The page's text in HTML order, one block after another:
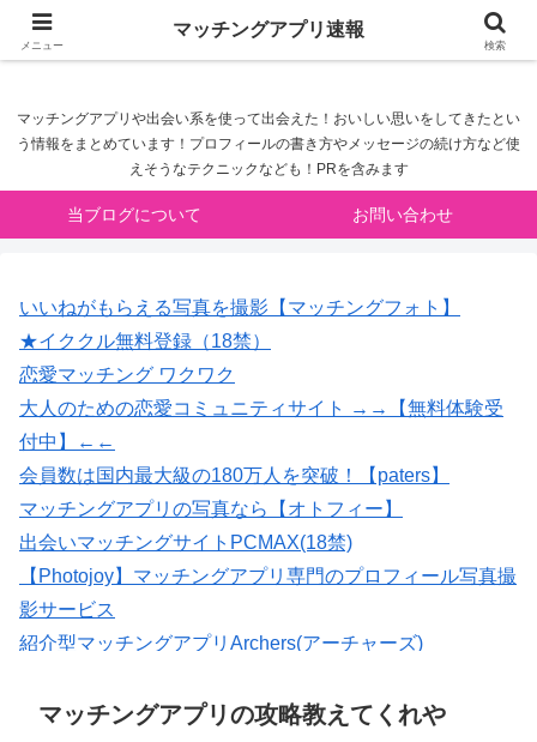
マッチングアプリ速報
マッチングアプリや出会い系を使って出会えた！おいしい思いをしてきたとい
う情報をまとめています！プロフィールの書き方やメッセージの続け方など使
えそうなテクニックなども！PRを含みます
当ブログについて お問い合わせ
いいねがもらえる写真を撮影【マッチングフォト】
★イククル無料登録（18禁）
恋愛マッチング ワクワク
大人のための恋愛コミュニティサイト →→【無料体験受
付中】←←
会員数は国内最大級の180万人を突破！【paters】
マッチングアプリの写真なら【オトフィー】
出会いマッチングサイトPCMAX(18禁)
【Photojoy】マッチングアプリ専門のプロフィール写真撮
影サービス
紹介型マッチングアプリArchers(アーチャーズ)
集/R18
マッチングアプリの攻略教えてくれや
メニュー
マッチングアプリ速報
検索